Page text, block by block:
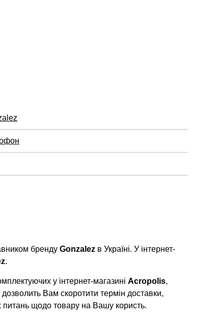
бренду Gonzalez в Україні. У інтернет-
.
у інтернет-магазині Acropolis,
Вам скоротити термін доставки,
питань щодо товару на Вашу користь.